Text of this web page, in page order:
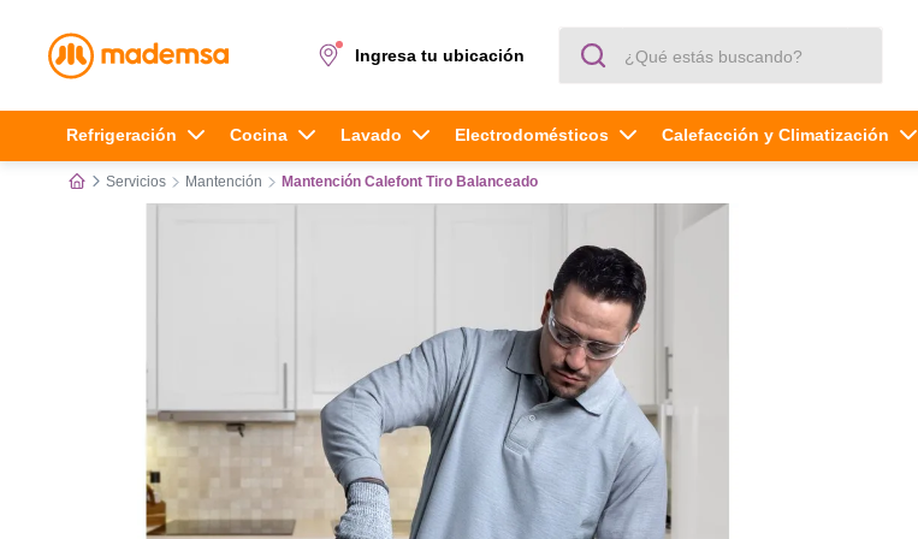
Ingresa tu ubicación
Términos más buscados
1. cocina 4 platos
Refrigeración Cocina Lavado Electrodomésticos Calefacción y Climatización
Servicios Mantención Mantención Calefont Tiro Balanceado